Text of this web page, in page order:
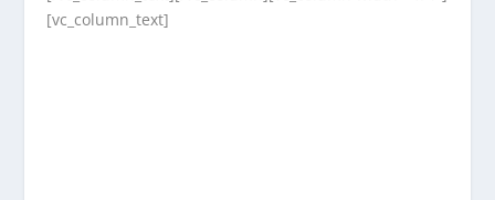
[vc_column_text]